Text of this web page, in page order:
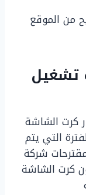
من الموقع
تشغيل
كرت الشاشة
التي يتم
شركة
كرت الشاشة